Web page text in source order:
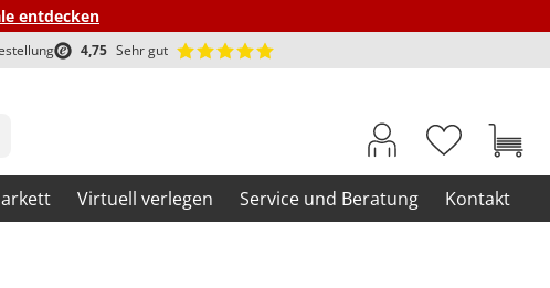
entdecken
4,75 Sehr gut
Virtuell verlegen Service und Beratung Kontakt